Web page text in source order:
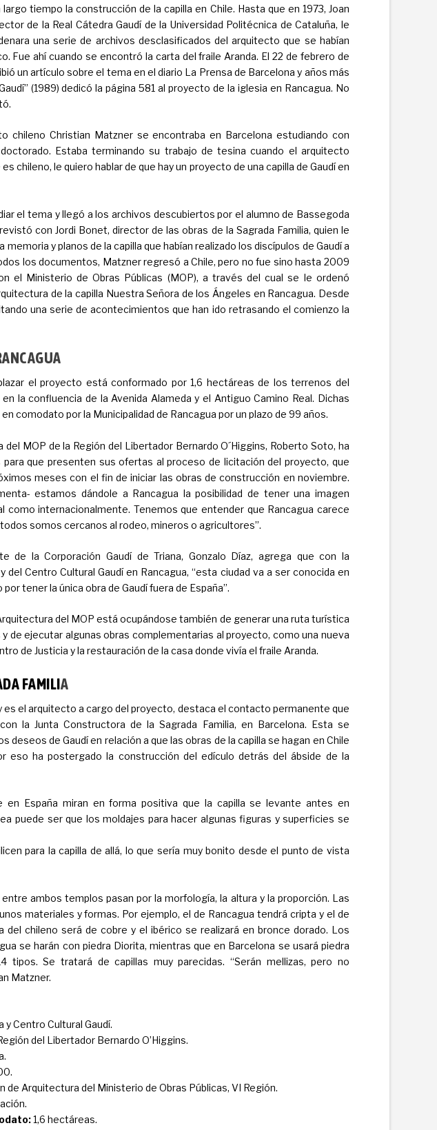
tiempo la construcción de la capilla en Chile. Hasta que en 1973, Joan
de la Real Cátedra Gaudí de la Universidad Politécnica de Cataluña, le
una serie de archivos desclasificados del arquitecto que se habían
Fue ahí cuando se encontró la carta del fraile Aranda. El 22 de febrero de
un artículo sobre el tema en el diario La Prensa de Barcelona y años más
(1989) dedicó la página 581 al proyecto de la iglesia en Rancagua. No
chileno Christian Matzner se encontraba en Barcelona estudiando con
Estaba terminando su trabajo de tesina cuando el arquitecto
chileno, le quiero hablar de que hay un proyecto de una capilla de Gaudí en
el tema y llegó a los archivos descubiertos por el alumno de Bassegoda
con Jordi Bonet, director de las obras de la Sagrada Familia, quien le
memoria y planos de la capilla que habían realizado los discípulos de Gaudí a
los documentos, Matzner regresó a Chile, pero no fue sino hasta 2009
el Ministerio de Obras Públicas (MOP), a través del cual se le ordenó
de la capilla Nuestra Señora de los Ángeles en Rancagua. Desde
una serie de acontecimientos que han ido retrasando el comienzo la
el proyecto está conformado por 1,6 hectáreas de los terrenos del
la confluencia de la Avenida Alameda y el Antiguo Camino Real. Dichas
comodato por la Municipalidad de Rancagua por un plazo de 99 años.
MOP de la Región del Libertador Bernardo O´Higgins, Roberto Soto, ha
que presenten sus ofertas al proceso de licitación del proyecto, que
meses con el fin de iniciar las obras de construcción en noviembre.
estamos dándole a Rancagua la posibilidad de tener una imagen
como internacionalmente. Tenemos que entender que Rancagua carece
somos cercanos al rodeo, mineros o agricultores”.
de la Corporación Gaudí de Triana, Gonzalo Díaz, agrega que con la
del Centro Cultural Gaudí en Rancagua, “esta ciudad va a ser conocida en
tener la única obra de Gaudí fuera de España”.
del MOP está ocupándose también de generar una ruta turística
de ejecutar algunas obras complementarias al proyecto, como una nueva
de Justicia y la restauración de la casa donde vivía el fraile Aranda.
FAMILIA
es el arquitecto a cargo del proyecto, destaca el contacto permanente que
la Junta Constructora de la Sagrada Familia, en Barcelona. Esta se
deseos de Gaudí en relación a que las obras de la capilla se hagan en Chile
eso ha postergado la construcción del edículo detrás del ábside de la
en España miran en forma positiva que la capilla se levante antes en
puede ser que los moldajes para hacer algunas figuras y superficies se
para la capilla de allá, lo que sería muy bonito desde el punto de vista
ambos templos pasan por la morfología, la altura y la proporción. Las
materiales y formas. Por ejemplo, el de Rancagua tendrá cripta y el de
del chileno será de cobre y el ibérico se realizará en bronce dorado. Los
se harán con piedra Diorita, mientras que en Barcelona se usará piedra
tipos. Se tratará de capillas muy parecidas. “Serán mellizas, pero no
Matzner.
y Centro Cultural Gaudí.
del Libertador Bernardo O’Higgins.
de Arquitectura del Ministerio de Obras Públicas, VI Región.
1,6 hectáreas.